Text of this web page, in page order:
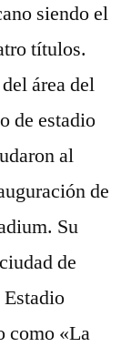
siendo el
títulos.
área del
de estadio
al
de
Su
de
como «La